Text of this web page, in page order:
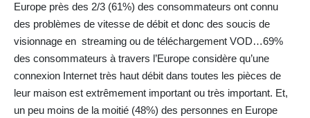
Europe près des 2/3 (61%) des consommateurs ont connu
des problèmes de vitesse de débit et donc des soucis de
visionnage en streaming ou de téléchargement VOD…69%
des consommateurs à travers l’Europe considère qu’une
connexion Internet très haut débit dans toutes les pièces de
leur maison est extrêmement important ou très important. Et,
un peu moins de la moitié (48%) des personnes en Europe